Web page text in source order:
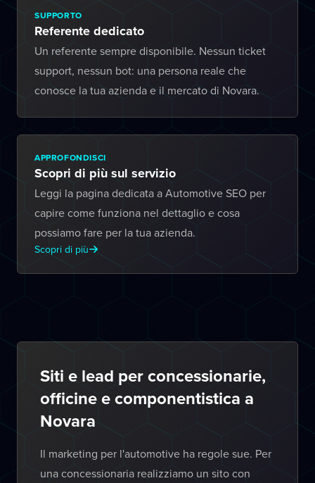
SUPPORTO
Referente dedicato
Un referente sempre disponibile. Nessun ticket
support, nessun bot: una persona reale che
conosce la tua azienda e il mercato di Novara.
APPROFONDISCI
Scopri di più sul servizio
Leggi la pagina dedicata a Automotive SEO per
capire come funziona nel dettaglio e cosa
possiamo fare per la tua azienda.
Scopri di più
Siti e lead per concessionarie,
officine e componentistica a
Novara
Il marketing per l'automotive ha regole sue. Per
una concessionaria realizziamo un sito con